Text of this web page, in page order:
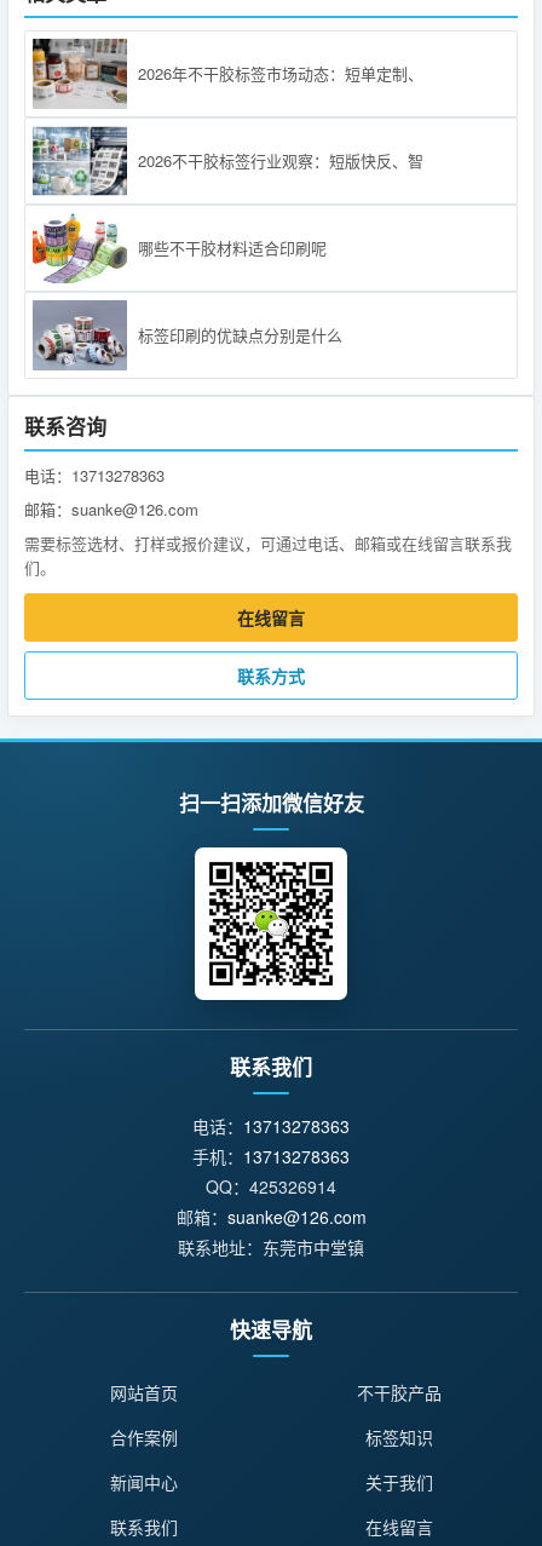
2026年不干胶标签市场动态：短单定制、
2026不干胶标签行业观察：短版快反、智
哪些不干胶材料适合印刷呢
标签印刷的优缺点分别是什么
联系咨询
电话：13713278363
邮箱：suanke@126.com
需要标签选材、打样或报价建议，可通过电话、邮箱或在线留言联系我
们。
在线留言
联系方式
扫一扫添加微信好友
联系我们
电话： 13713278363
手机： 13713278363
QQ：425326914
邮箱： suanke@126.com
联系地址：东莞市中堂镇
快速导航
网站首页
不干胶产品
合作案例
标签知识
新闻中心
关于我们
联系我们
在线留言